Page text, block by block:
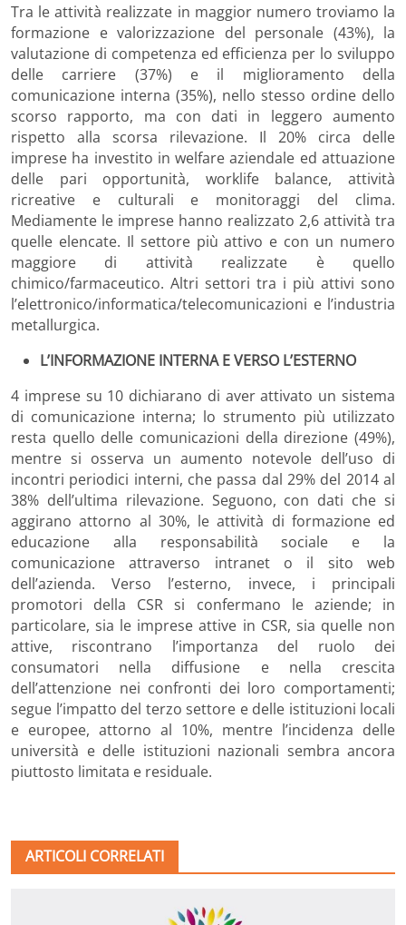
Tra le attività realizzate in maggior numero troviamo la
formazione e valorizzazione del personale (43%), la
valutazione di competenza ed efficienza per lo sviluppo
delle carriere (37%) e il miglioramento della
comunicazione interna (35%), nello stesso ordine dello
scorso rapporto, ma con dati in leggero aumento
rispetto alla scorsa rilevazione. Il 20% circa delle
imprese ha investito in welfare aziendale ed attuazione
delle pari opportunità, worklife balance, attività
ricreative e culturali e monitoraggi del clima.
Mediamente le imprese hanno realizzato 2,6 attività tra
quelle elencate. Il settore più attivo e con un numero
maggiore di attività realizzate è quello
chimico/farmaceutico. Altri settori tra i più attivi sono
l’elettronico/informatica/telecomunicazioni e l’industria
metallurgica.
L’INFORMAZIONE INTERNA E VERSO L’ESTERNO
4 imprese su 10 dichiarano di aver attivato un sistema
di comunicazione interna; lo strumento più utilizzato
resta quello delle comunicazioni della direzione (49%),
mentre si osserva un aumento notevole dell’uso di
incontri periodici interni, che passa dal 29% del 2014 al
38% dell’ultima rilevazione. Seguono, con dati che si
aggirano attorno al 30%, le attività di formazione ed
educazione alla responsabilità sociale e la
comunicazione attraverso intranet o il sito web
dell’azienda. Verso l’esterno, invece, i principali
promotori della CSR si confermano le aziende; in
particolare, sia le imprese attive in CSR, sia quelle non
attive, riscontrano l’importanza del ruolo dei
consumatori nella diffusione e nella crescita
dell’attenzione nei confronti dei loro comportamenti;
segue l’impatto del terzo settore e delle istituzioni locali
e europee, attorno al 10%, mentre l’incidenza delle
università e delle istituzioni nazionali sembra ancora
piuttosto limitata e residuale.
ARTICOLI CORRELATI